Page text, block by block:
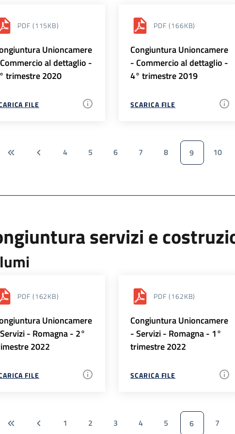
PDF (115KB)
Unioncamere
al dettaglio -
trimestre 2020
FILE
PDF (166KB)
Congiuntura Unioncamere
- Commercio al dettaglio -
4° trimestre 2019
SCARICA FILE
4 5 6 7 8 9 10
servizi e
PDF (162KB)
Unioncamere
- Romagna - 2°
2022
FILE
PDF (162KB)
Congiuntura Unioncamere
- Servizi - Romagna - 1°
trimestre 2022
SCARICA FILE
1 2 3 4 5 6 7